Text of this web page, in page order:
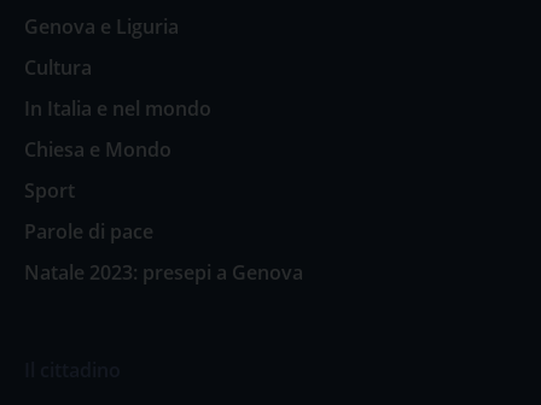
Genova e Liguria
Cultura
In Italia e nel mondo
Chiesa e Mondo
Sport
Parole di pace
Natale 2023: presepi a Genova